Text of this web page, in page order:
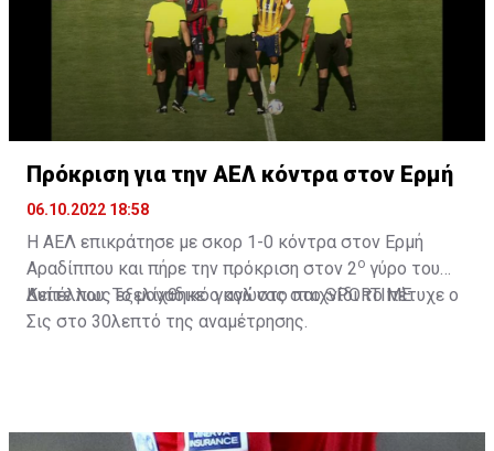
Πρόκριση για την ΑΕΛ κόντρα στον Ερμή
06.10.2022 18:58
Η ΑΕΛ επικράτησε με σκορ 1-0 κόντρα στον Ερμή
Αραδίππου και πήρε την πρόκριση στον 2ο γύρο του
Κυπέλλου. Το μοναδικό γκολ στο παιχνίδι το πέτυχε ο
Σις στο 30λεπτό της αναμέτρησης.
Δείτε πως εξελίχθηκε ο αγώνας στοSPORTIME